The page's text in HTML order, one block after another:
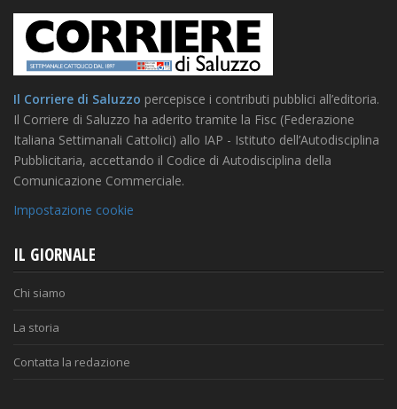
Il Corriere di Saluzzo percepisce i contributi pubblici all’editoria.
Il Corriere di Saluzzo ha aderito tramite la Fisc (Federazione
Italiana Settimanali Cattolici) allo IAP - Istituto dell’Autodisciplina
Pubblicitaria, accettando il Codice di Autodisciplina della
Comunicazione Commerciale.
Impostazione cookie
IL GIORNALE
Chi siamo
La storia
Contatta la redazione